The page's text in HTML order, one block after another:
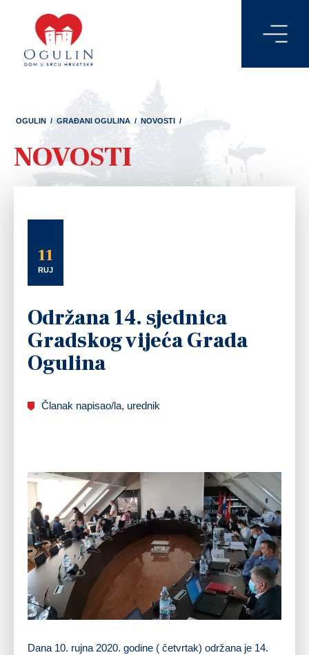
OGULIN / GRAĐANI OGULINA / NOVOSTI /
NOVOSTI
11
RUJ
Održana 14. sjednica
Gradskog vijeća Grada
Ogulina
Članak napisao/la, urednik
Dana 10. rujna 2020. godine ( četvrtak) održana je 14.